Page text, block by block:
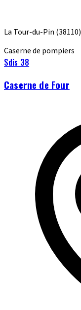
La Tour-du-Pin (38110)
Caserne de pompiers
Sdis 38
Caserne de Four